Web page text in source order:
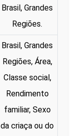
Brasil, Grandes
Regiões.
Brasil, Grandes
Regiões, Área,
Classe social,
Rendimento
familiar, Sexo
da criaça ou do